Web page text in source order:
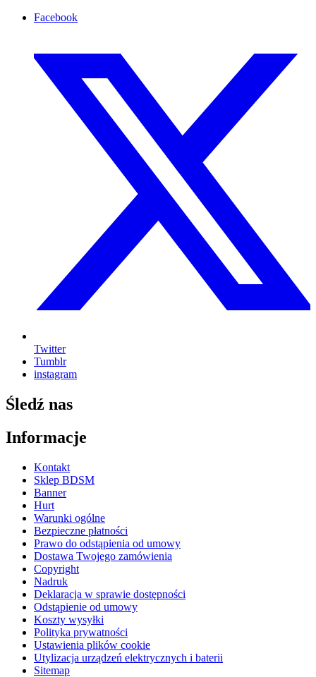
Facebook
Twitter
Tumblr
instagram
Śledź nas
Informacje
Kontakt
Sklep BDSM
Banner
Hurt
Warunki ogólne
Bezpieczne płatności
Prawo do odstąpienia od umowy
Dostawa Twojego zamówienia
Copyright
Nadruk
Deklaracja w sprawie dostępności
Odstąpienie od umowy
Koszty wysyłki
Polityka prywatności
Ustawienia plików cookie
Utylizacja urządzeń elektrycznych i baterii
Sitemap